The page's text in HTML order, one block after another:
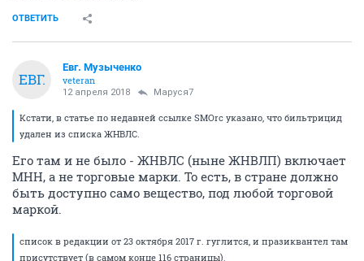
ОТВЕТИТЬ
ЕВГ.
Евг. Музыченко
veteran
12 апреля 2018 Маруся7
Кстати, в статье по недавней ссылке SMOrc указано, что бильтрицид
удален из списка ЖНВЛС.
Его там и не было - ЖНВЛС (ныне ЖНВЛП) включает
МНН, а не торговые марки. То есть, в стране должно
быть доступно само вещество, под любой торговой
маркой.
список в редакции от 23 октября 2017 г. гуглится, и празиквантел там
присутствует (в самом конце 116 страницы).